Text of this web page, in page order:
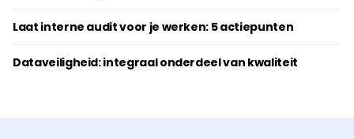
Laat interne audit voor je werken: 5 actiepunten
Dataveiligheid: integraal onderdeel van kwaliteit